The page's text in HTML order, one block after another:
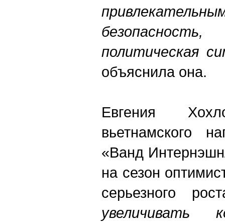
политическая
объяснила она.
Евгения
вьетнамского
«Ванд
на сезон
серьезного
увеличивать